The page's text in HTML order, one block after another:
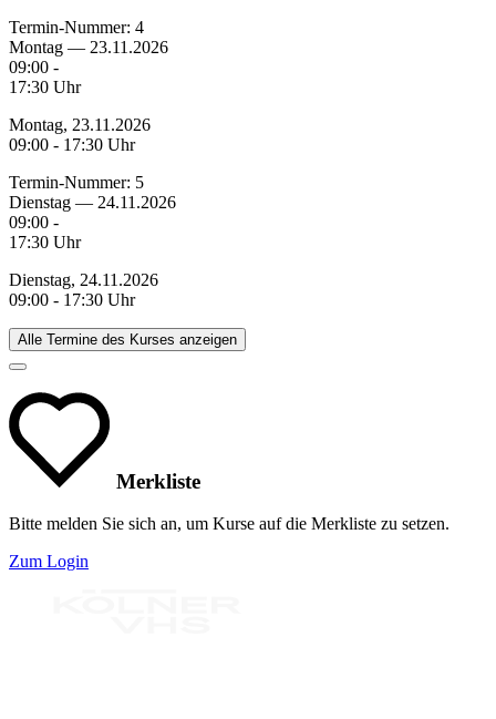
Termin-Nummer: 4
Montag — 23.11.2026
09:00 -
17:30 Uhr
Montag, 23.11.2026
09:00 - 17:30 Uhr
Termin-Nummer: 5
Dienstag — 24.11.2026
09:00 -
17:30 Uhr
Dienstag, 24.11.2026
09:00 - 17:30 Uhr
Alle Termine des Kurses anzeigen
Merkliste
Bitte melden Sie sich an, um Kurse auf die Merkliste zu setzen.
Zum Login